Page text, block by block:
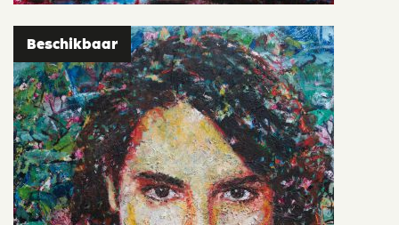
Beschikbaar